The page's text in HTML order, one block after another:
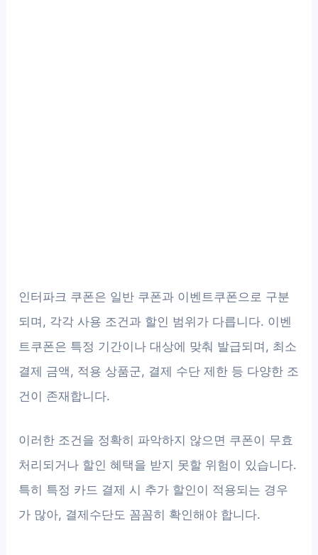
인터파크 쿠폰은 일반 쿠폰과 이벤트쿠폰으로 구분
되며, 각각 사용 조건과 할인 범위가 다릅니다. 이벤
트쿠폰은 특정 기간이나 대상에 맞춰 발급되며, 최소
결제 금액, 적용 상품군, 결제 수단 제한 등 다양한 조
건이 존재합니다.
이러한 조건을 정확히 파악하지 않으면 쿠폰이 무효
처리되거나 할인 혜택을 받지 못할 위험이 있습니다.
특히 특정 카드 결제 시 추가 할인이 적용되는 경우
가 많아, 결제수단도 꼼꼼히 확인해야 합니다.